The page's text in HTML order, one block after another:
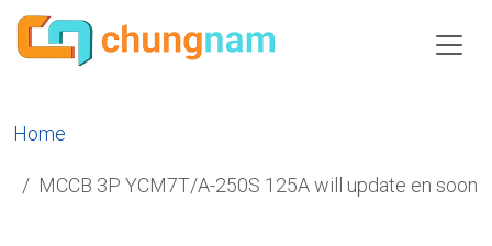
Home
MCCB 3P YCM7T/A-250S 125A will update en soon